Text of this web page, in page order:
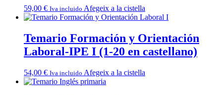
59,00 € Iva incluido Afegeix a la cistella
Temario Formación y Orientación
Laboral-IPE I (1-20 en castellano)
54,00 € Iva incluido Afegeix a la cistella